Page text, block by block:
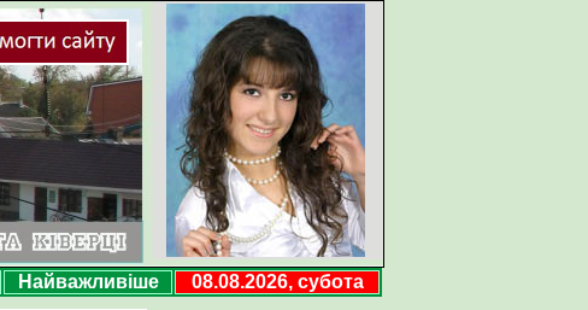
Найважливіше 08.08.2026, субота